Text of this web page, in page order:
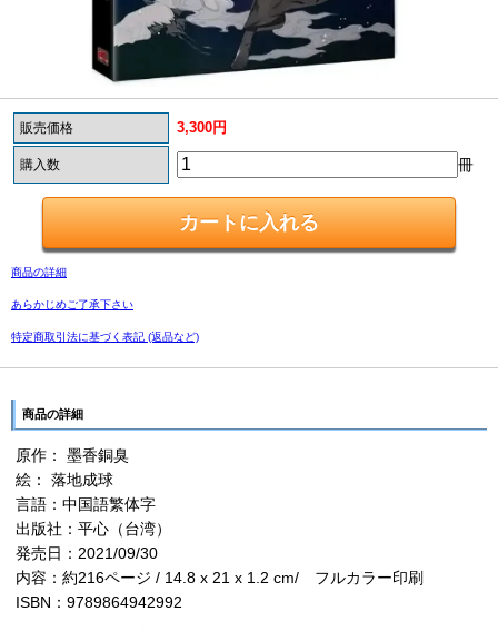
販売価格 3,300円
購入数 冊
商品の詳細
あらかじめご了承下さい
特定商取引法に基づく表記 (返品など)
商品の詳細
原作： 墨香銅臭
絵： 落地成球
言語：中国語繁体字
出版社：平心（台湾）
発売日：2021/09/30
内容：約216ページ / 14.8 x 21 x 1.2 cm/ フルカラー印刷
ISBN：9789864942992